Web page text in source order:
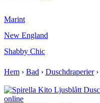
Marint
New England
Shabby Chic
Hem › Bad › Duschdraperier›